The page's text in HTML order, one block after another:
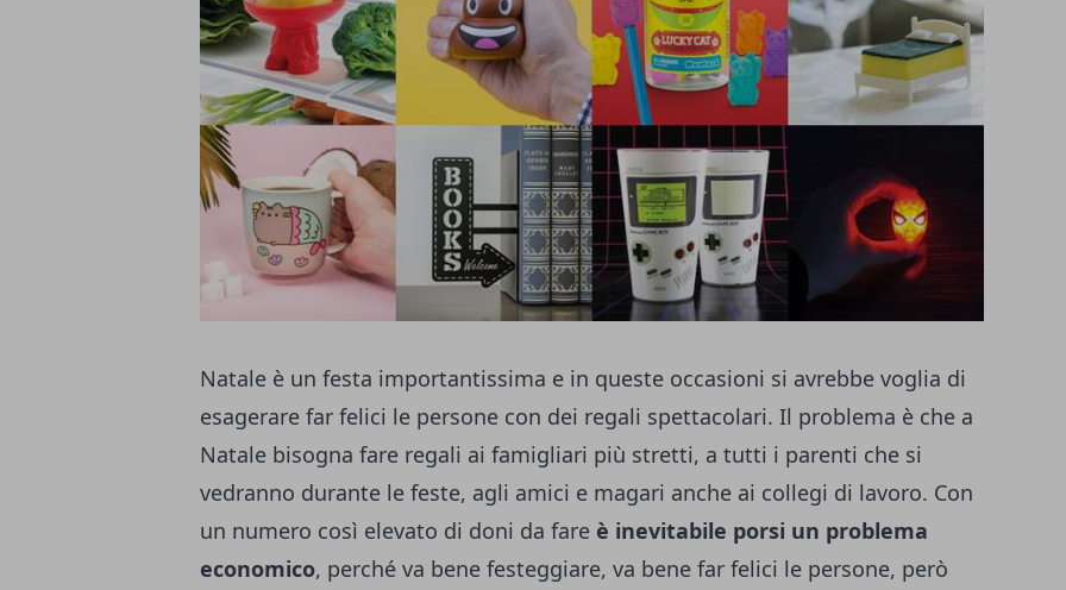
Natale è un festa importantissima e in queste occasioni si avrebbe voglia di
esagerare far felici le persone con dei regali spettacolari. Il problema è che a
Natale bisogna fare regali ai famigliari più stretti, a tutti i parenti che si
vedranno durante le feste, agli amici e magari anche ai collegi di lavoro. Con
un numero così elevato di doni da fare è inevitabile porsi un problema
economico, perché va bene festeggiare, va bene far felici le persone, però